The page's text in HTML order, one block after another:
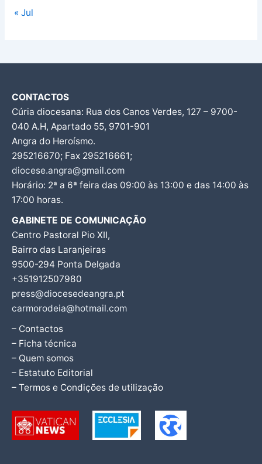
« Jul
CONTACTOS
Cúria diocesana: Rua dos Canos Verdes, 127 – 9700-
040 A.H, Apartado 55, 9701-901
Angra do Heroísmo.
295216670; Fax 295216661;
diocese.angra@gmail.com
Horário: 2ª a 6ª feira das 09:00 às 13:00 e das 14:00 às
17:00 horas.
GABINETE DE COMUNICAÇÃO
Centro Pastoral Pio XII,
Bairro das Laranjeiras
9500-294 Ponta Delgada
+351912507980
press@diocesedeangra.pt
carmorodeia@hotmail.com
– Contactos
– Ficha técnica
– Quem somos
– Estatuto Editorial
– Termos e Condições de utilização